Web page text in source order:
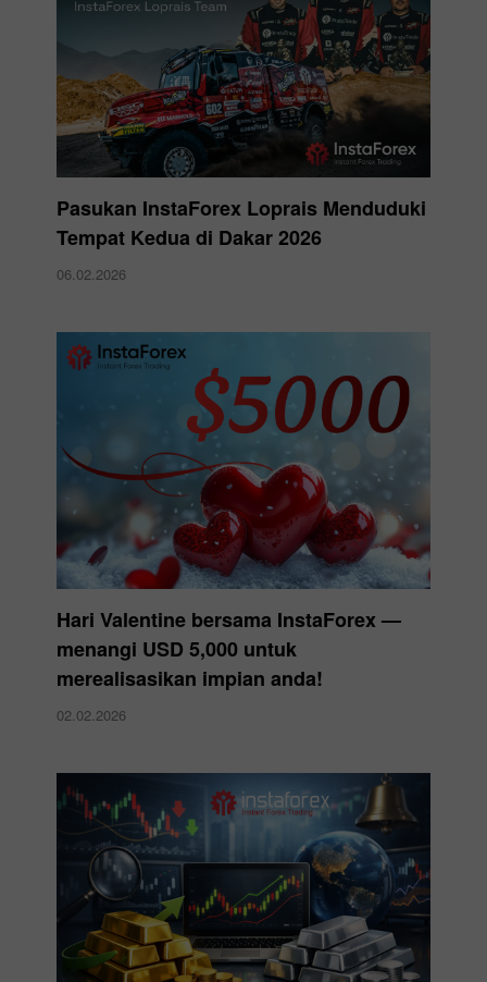
Pasukan InstaForex Loprais Menduduki
Tempat Kedua di Dakar 2026
06.02.2026
Hari Valentine bersama InstaForex —
menangi USD 5,000 untuk
merealisasikan impian anda!
02.02.2026